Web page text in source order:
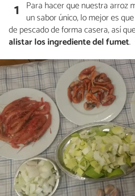
1 Para hacer que nuestra arroz
un sabor único, lo mejor es
de pescado de forma casera, así
alistar los ingrediente del fumet.